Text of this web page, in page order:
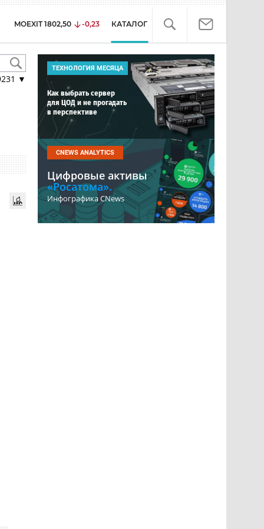
MOEXIT 1802,50 -0,23 КАТАЛОГ
▼
ТЕХНОЛОГИЯ МЕСЯЦА
Как выбрать сервер
для ЦОД и не прогадать
в перспективе
CNEWS ANALYTICS
Цифровые активы
«Росатома».
Инфографика CNews